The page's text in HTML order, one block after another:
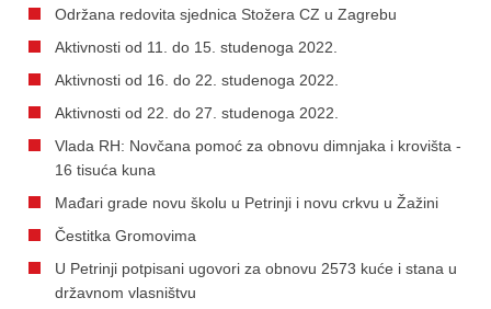
Održana redovita sjednica Stožera CZ u Zagrebu
Aktivnosti od 11. do 15. studenoga 2022.
Aktivnosti od 16. do 22. studenoga 2022.
Aktivnosti od 22. do 27. studenoga 2022.
Vlada RH: Novčana pomoć za obnovu dimnjaka i krovišta -
16 tisuća kuna
Mađari grade novu školu u Petrinji i novu crkvu u Žažini
Čestitka Gromovima
U Petrinji potpisani ugovori za obnovu 2573 kuće i stana u
državnom vlasništvu